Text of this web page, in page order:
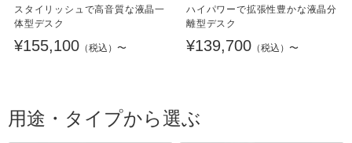
スタイリッシュで高音質な液晶一
体型デスク
¥155,100 （税込）〜
ハイパワーで拡張性豊かな液晶分
離型デスク
¥139,700 （税込）〜
用途・タイプから選ぶ